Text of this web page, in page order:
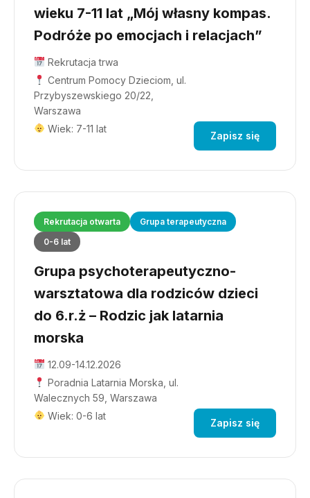
wieku 7-11 lat „Mój własny kompas.
Podróże po emocjach i relacjach”
Rekrutacja trwa
Centrum Pomocy Dzieciom, ul.
Przybyszewskiego 20/22,
Warszawa
Wiek: 7-11 lat
Zapisz się
Rekrutacja otwarta
Grupa terapeutyczna
0-6 lat
Grupa psychoterapeutyczno-
warsztatowa dla rodziców dzieci
do 6.r.ż – Rodzic jak latarnia
morska
12.09-14.12.2026
Poradnia Latarnia Morska, ul.
Walecznych 59, Warszawa
Wiek: 0-6 lat
Zapisz się